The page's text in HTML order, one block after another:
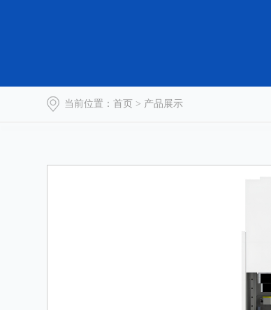
当前位置：首页 > 产品展示